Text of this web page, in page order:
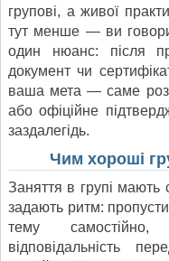
групові, а живої
тут менше — ви
один нюанс: після
документ чи
ваша мета — саме
або офіційне
заздалегідь.
Чим хороші
Заняття в групі мають
задають ритм:
тему
відповідальність